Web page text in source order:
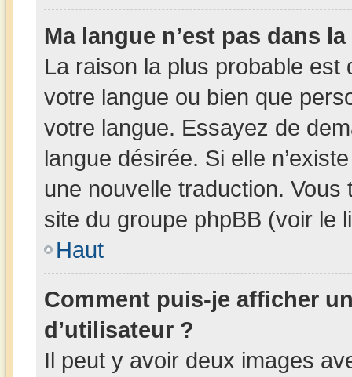
Ma langue n’est pas dans
La raison la plus probable est
votre langue ou bien que
votre langue. Essayez de
langue désirée. Si elle
une nouvelle traduction. Vous
site du groupe phpBB (voir le
Haut
Comment puis-je afficher
d’utilisateur ?
Il peut y avoir deux images